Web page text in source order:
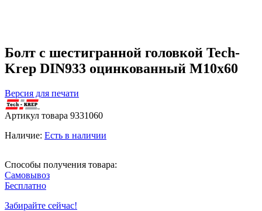
Болт с шестигранной головкой Tech-
Krep DIN933 оцинкованный М10х60
Версия для печати
Артикул товара 9331060
Наличие: Есть в наличии
Способы получения товара:
Самовывоз
Бесплатно
Забирайте сейчас!